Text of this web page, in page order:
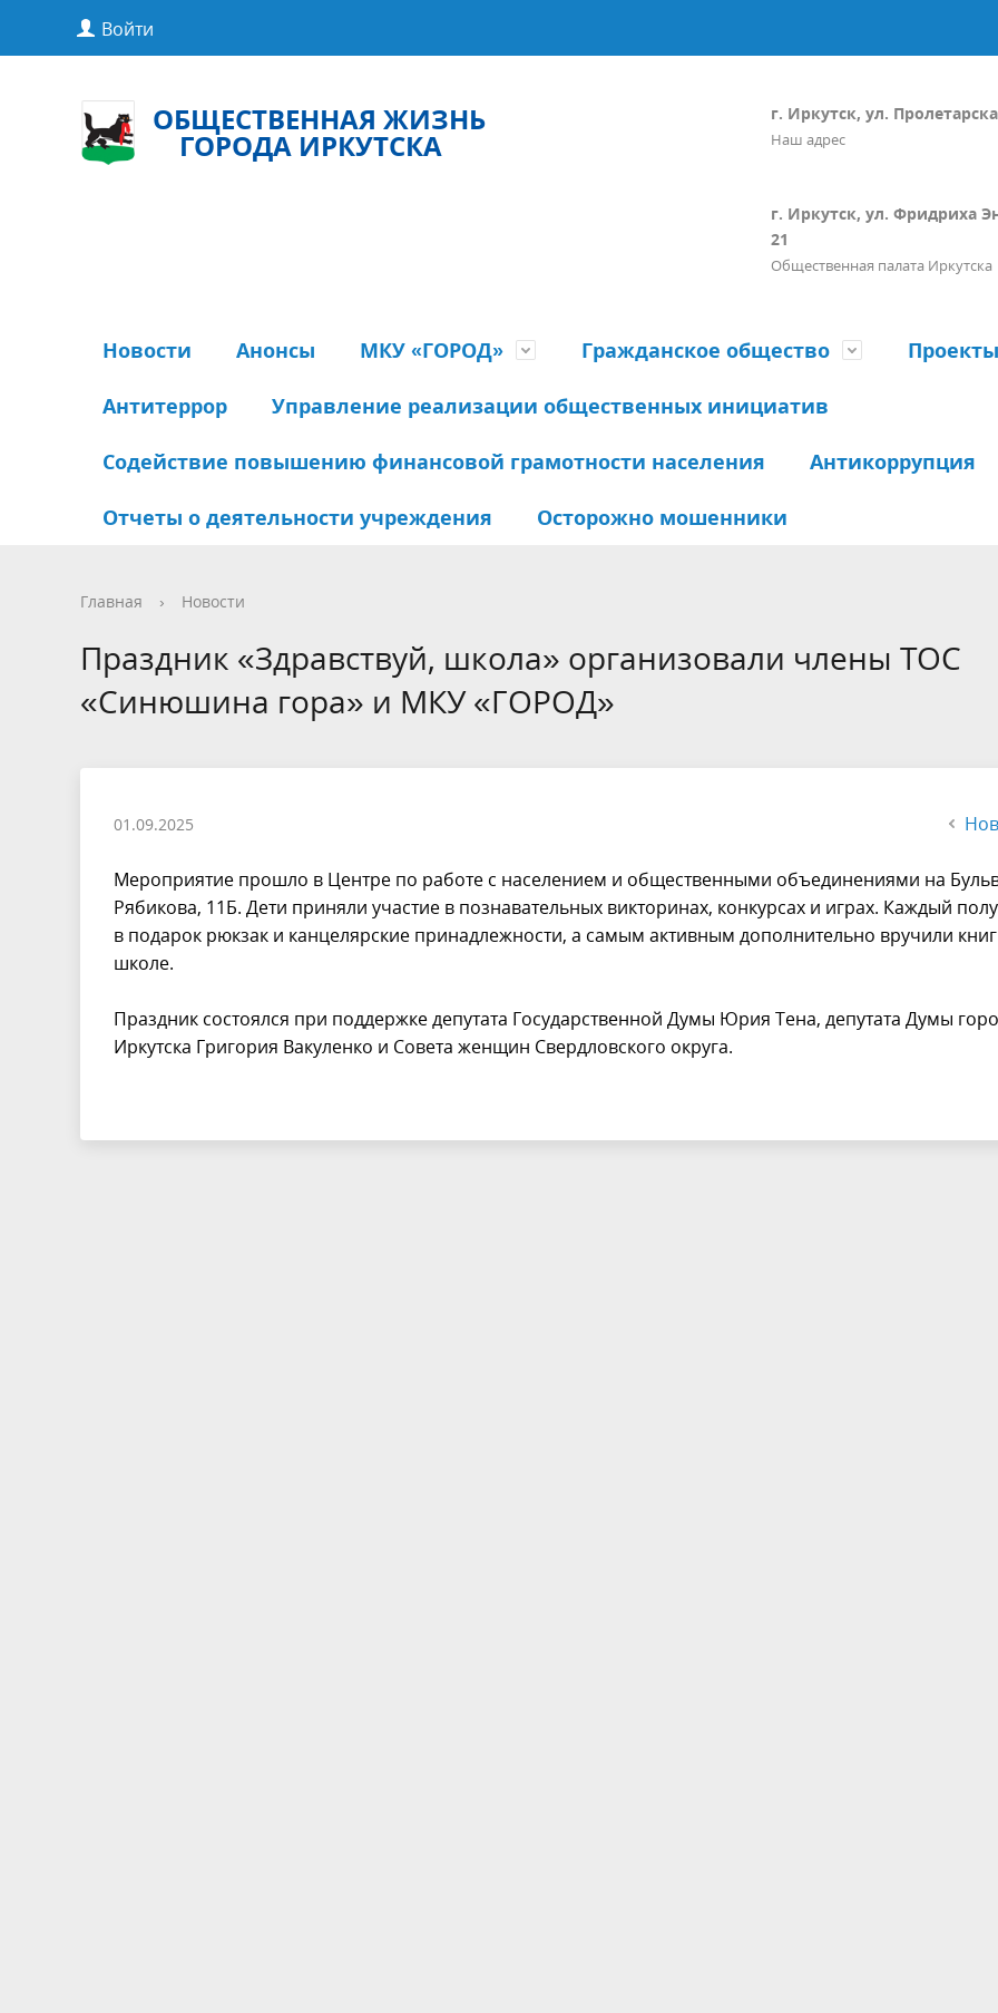
Войти
ОБЩЕСТВЕННАЯ ЖИЗНЬ
ГОРОДА ИРКУТСКА
г. Иркутск, ул.
Наш адрес
г. Иркутск, ул. Фридриха
21
Общественная палата Иркутска
Новости Анонсы МКУ «ГОРОД»
Структура учреждения
Гражданское общество
Центры по работе с
общественными
объединениями
самоуправления
садоводов
Проекты
Иркутский Арбат
Фотогалерея
Антитеррор Управление реализации общественных инициатив
Содействие повышению финансовой грамотности населения Антикоррупция
Отчеты о деятельности учреждения Осторожно мошенники
Главная › Новости
Праздник «Здравствуй, школа» организовали члены ТОС
«Синюшина гора» и МКУ «ГОРОД»
01.09.2025
Мероприятие прошло в Центре по работе с населением и общественными объединениями на
Рябикова, 11Б. Дети приняли участие в познавательных викторинах, конкурсах и играх. Каждый
в подарок рюкзак и канцелярские принадлежности, а самым активным дополнительно вручили
школе.
Праздник состоялся при поддержке депутата Государственной Думы Юрия Тена, депутата Думы
Иркутска Григория Вакуленко и Совета женщин Свердловского округа.